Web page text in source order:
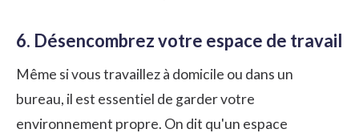
6. Désencombrez votre espace de travail
Même si vous travaillez à domicile ou dans un
bureau, il est essentiel de garder votre
environnement propre. On dit qu'un espace